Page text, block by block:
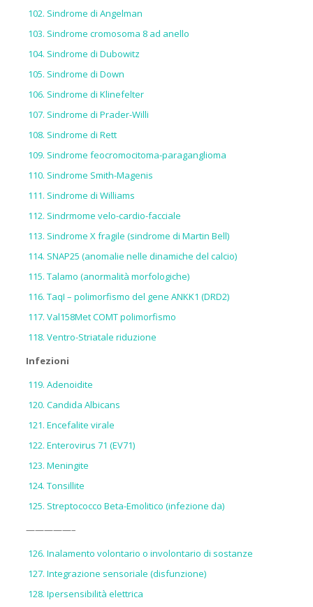
Sindrome di Angelman
Sindrome cromosoma 8 ad anello
Sindrome di Dubowitz
Sindrome di Down
Sindrome di Klinefelter
Sindrome di Prader-Willi
Sindrome di Rett
Sindrome feocromocitoma-paraganglioma
Sindrome Smith-Magenis
Sindrome di Williams
Sindrmome velo-cardio-facciale
Sindrome X fragile (sindrome di Martin Bell)
SNAP25 (anomalie nelle dinamiche del calcio)
Talamo (anormalità morfologiche)
TaqI – polimorfismo del gene ANKK1 (DRD2)
Val158Met COMT polimorfismo
Ventro-Striatale riduzione
Infezioni
Adenoidite
Candida Albicans
Encefalite virale
Enterovirus 71 (EV71)
Meningite
Tonsillite
Streptococco Beta-Emolitico (infezione da)
—————–
Inalamento volontario o involontario di sostanze
Integrazione sensoriale (disfunzione)
Ipersensibilità elettrica